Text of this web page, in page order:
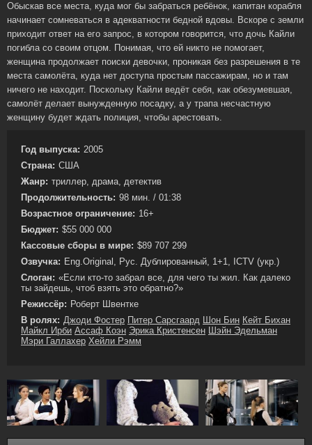
Обыскав все места, куда мог бы забраться ребёнок, капитан корабля
начинает сомневаться в адекватности бедной вдовы. Вскоре с земли
приходит ответ на его запрос, в котором говорится, что дочь Кайли
погибла со своим отцом. Понимая, что ей никто не помогает,
женщина продолжает поиски девочки, проникая без разрешения в те
места самолёта, куда нет доступа простым пассажирам, но и там
ничего не находит. Поскольку Кайли ведёт себя, как обезумевшая,
самолёт делает вынужденную посадку, а у трапа несчастную
женщину будет ждать полиция, чтобы арестовать.
Год выпуска: 2005
Страна: США
Жанр: триллер, драма, детектив
Продолжительность: 98 мин. / 01:38
Возрастное ограничение: 16+
Бюджет: $55 000 000
Кассовые сборы в мире: $89 707 299
Озвучка: Eng.Original, Рус. Дублированный, 1+1, ICTV (укр.)
Слоган: «Если кто-то забрал все, для чего ты жил. Как далеко
ты зайдешь, чтоб взять это обратно?»
Режиссёр: Роберт Швентке
В ролях: Джоди Фостер Питер Сарсгаард Шон Бин Кейт Бихан
Майкл Ирби Ассаф Коэн Эрика Кристенсен Шэйн Эдельман
Мэри Галлахер Хейли Рэмм